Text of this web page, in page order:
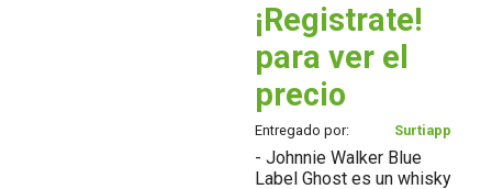
¡Registrate!
para ver el
precio
Entregado por: Surtiapp
- Johnnie Walker Blue
Label Ghost es un whisky